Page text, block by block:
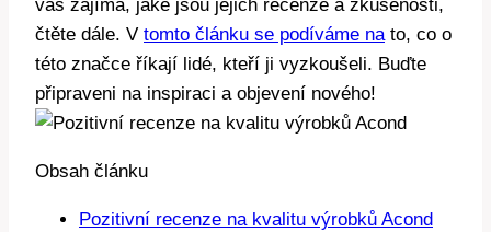
vás zajímá, jaké jsou jejich recenze a zkušenosti,
čtěte dále. V tomto článku se podíváme nato, co o
této značce říkají lidé, kteří ji vyzkoušeli. Buďte
připraveni na inspiraci a objevení nového!
Obsah článku
Pozitivní recenze na kvalitu výrobků Acond